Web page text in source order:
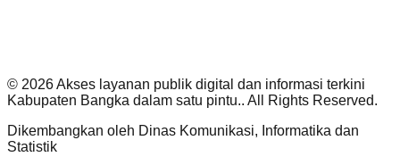
© 2026Akses layanan publik digital dan informasi terkini
Kabupaten Bangka dalam satu pintu.. All Rights Reserved.
Dikembangkan oleh Dinas Komunikasi, Informatika dan
Statistik